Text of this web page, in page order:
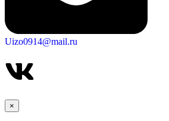
Uizo0914@mail.ru
×